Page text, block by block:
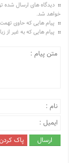
دیدگاه های ارسال شده
خواهد شد.
پیام هایی که حاوی
پیام هایی که به غیر از